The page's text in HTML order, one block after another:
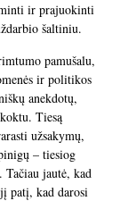
ir prajuokinti
šaltiniu.
pamušalu,
ir politikos
anekdotų,
Tiesą
užsakymų,
– tiesiog
Tačiau jautė, kad
patį, kad darosi